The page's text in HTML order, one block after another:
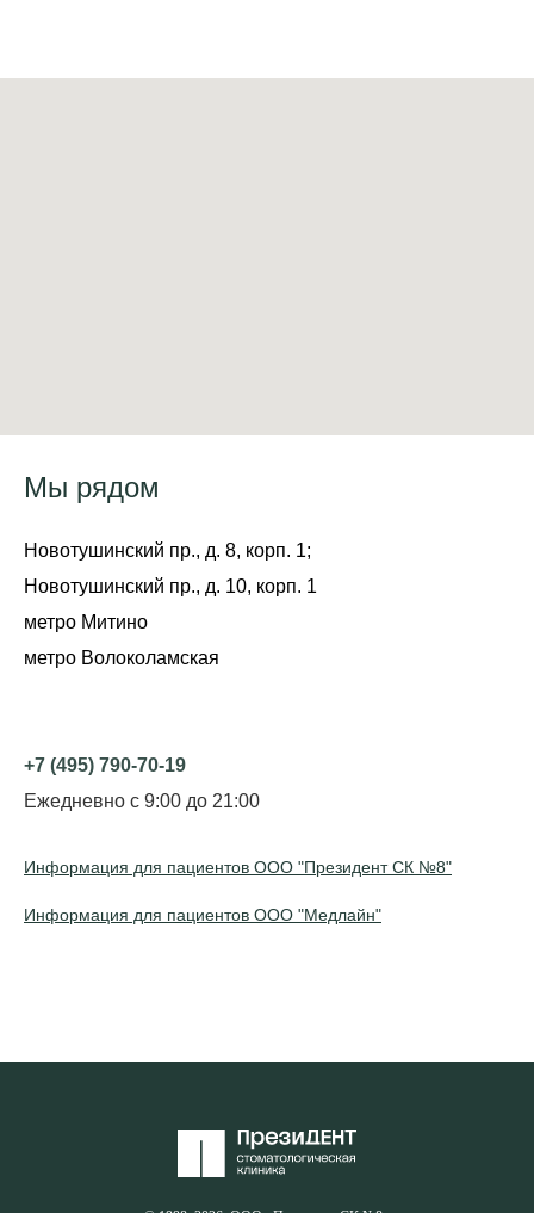
Мы рядом
Новотушинский пр., д. 8, корп. 1;
Новотушинский пр., д. 10, корп. 1
метро Митино
метро Волоколамская
+7 (495) 790-70-19
Ежедневно с 9:00 до 21:00
Информация для пациентов ООО "Президент СК №8"
Информация для пациентов ООО "Медлайн"